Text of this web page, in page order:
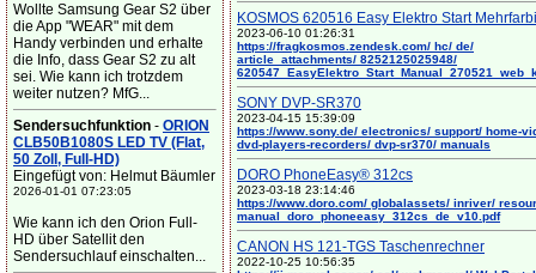
Wollte Samsung Gear S2 über
die App "WEAR" mit dem
Handy verbinden und erhalte
die Info, dass Gear S2 zu alt
sei. Wie kann ich trotzdem
weiter nutzen? MfG...
Sendersuchfunktion - ORION
CLB50B1080S LED TV (Flat,
50 Zoll, Full-HD)
Eingefügt von: Helmut Bäumler
2026-01-01 07:23:05
Wie kann ich den Orion Full-
HD über Satellit den
Sendersuchlauf einschalten...
KOSMOS 620516 Easy Elektro Start
2023-06-10 01:26:31
https://fragkosmos.zendesk.com/ hc/ de/
article_attachments/ 8252125025948/
SONY DVP-SR370
2023-04-15 15:39:09
https://www.sony.de/ electronics/ support/ home-
dvd-players-recorders/ dvp-sr370/ manuals
DORO PhoneEasy® 312cs
2023-03-18 23:14:46
https://www.doro.com/ globalassets/ inriver/
manual_doro_phoneeasy_312cs_de_v10.pdf
CANON HS 121-TGS Taschenrechner
2022-10-25 10:56:35